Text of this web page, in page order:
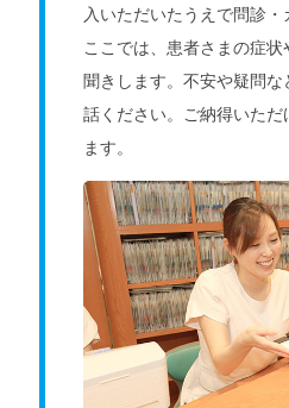
入いただいたうえで問診・
ここでは、患者さまの症
聞きします。不安や疑問
話ください。ご納得いた
ます。